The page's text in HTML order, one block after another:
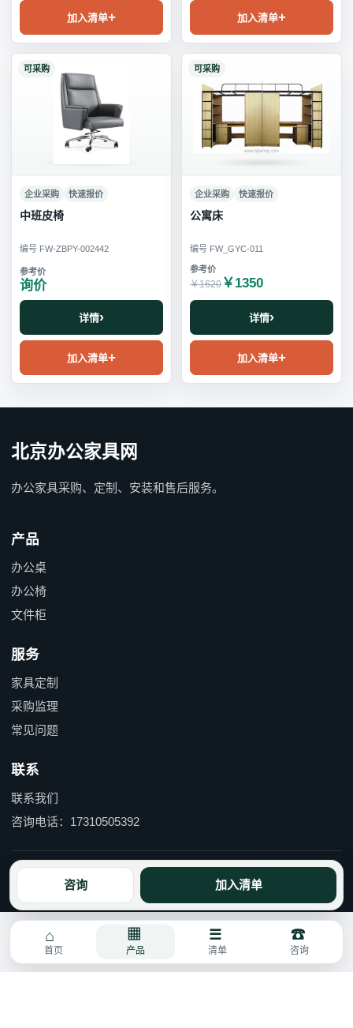
咨询 加入清单
加入清单 加入清单
可采购
企业采购 快速报价
中班皮椅
编号 FW-ZBPY-002442
询价
详情
加入清单
可采购
企业采购 快速报价
公寓床
编号 FW_GYC-011
￥1620 ￥1350
详情
加入清单
北京办公家具网
办公家具采购、定制、安装和售后服务。
产品
办公桌
办公椅
文件柜
服务
家具定制
采购监理
常见问题
联系
联系我们
咨询电话：17310505392
京ICP备15055597号-1 京公网安备110114000490号
首页 产品 清单 咨询